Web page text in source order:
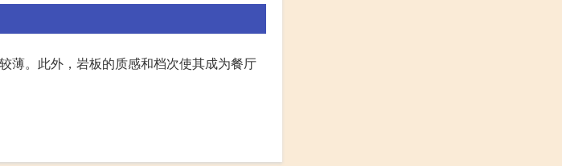
薄。此外，岩板的质感和档次使其成为餐厅